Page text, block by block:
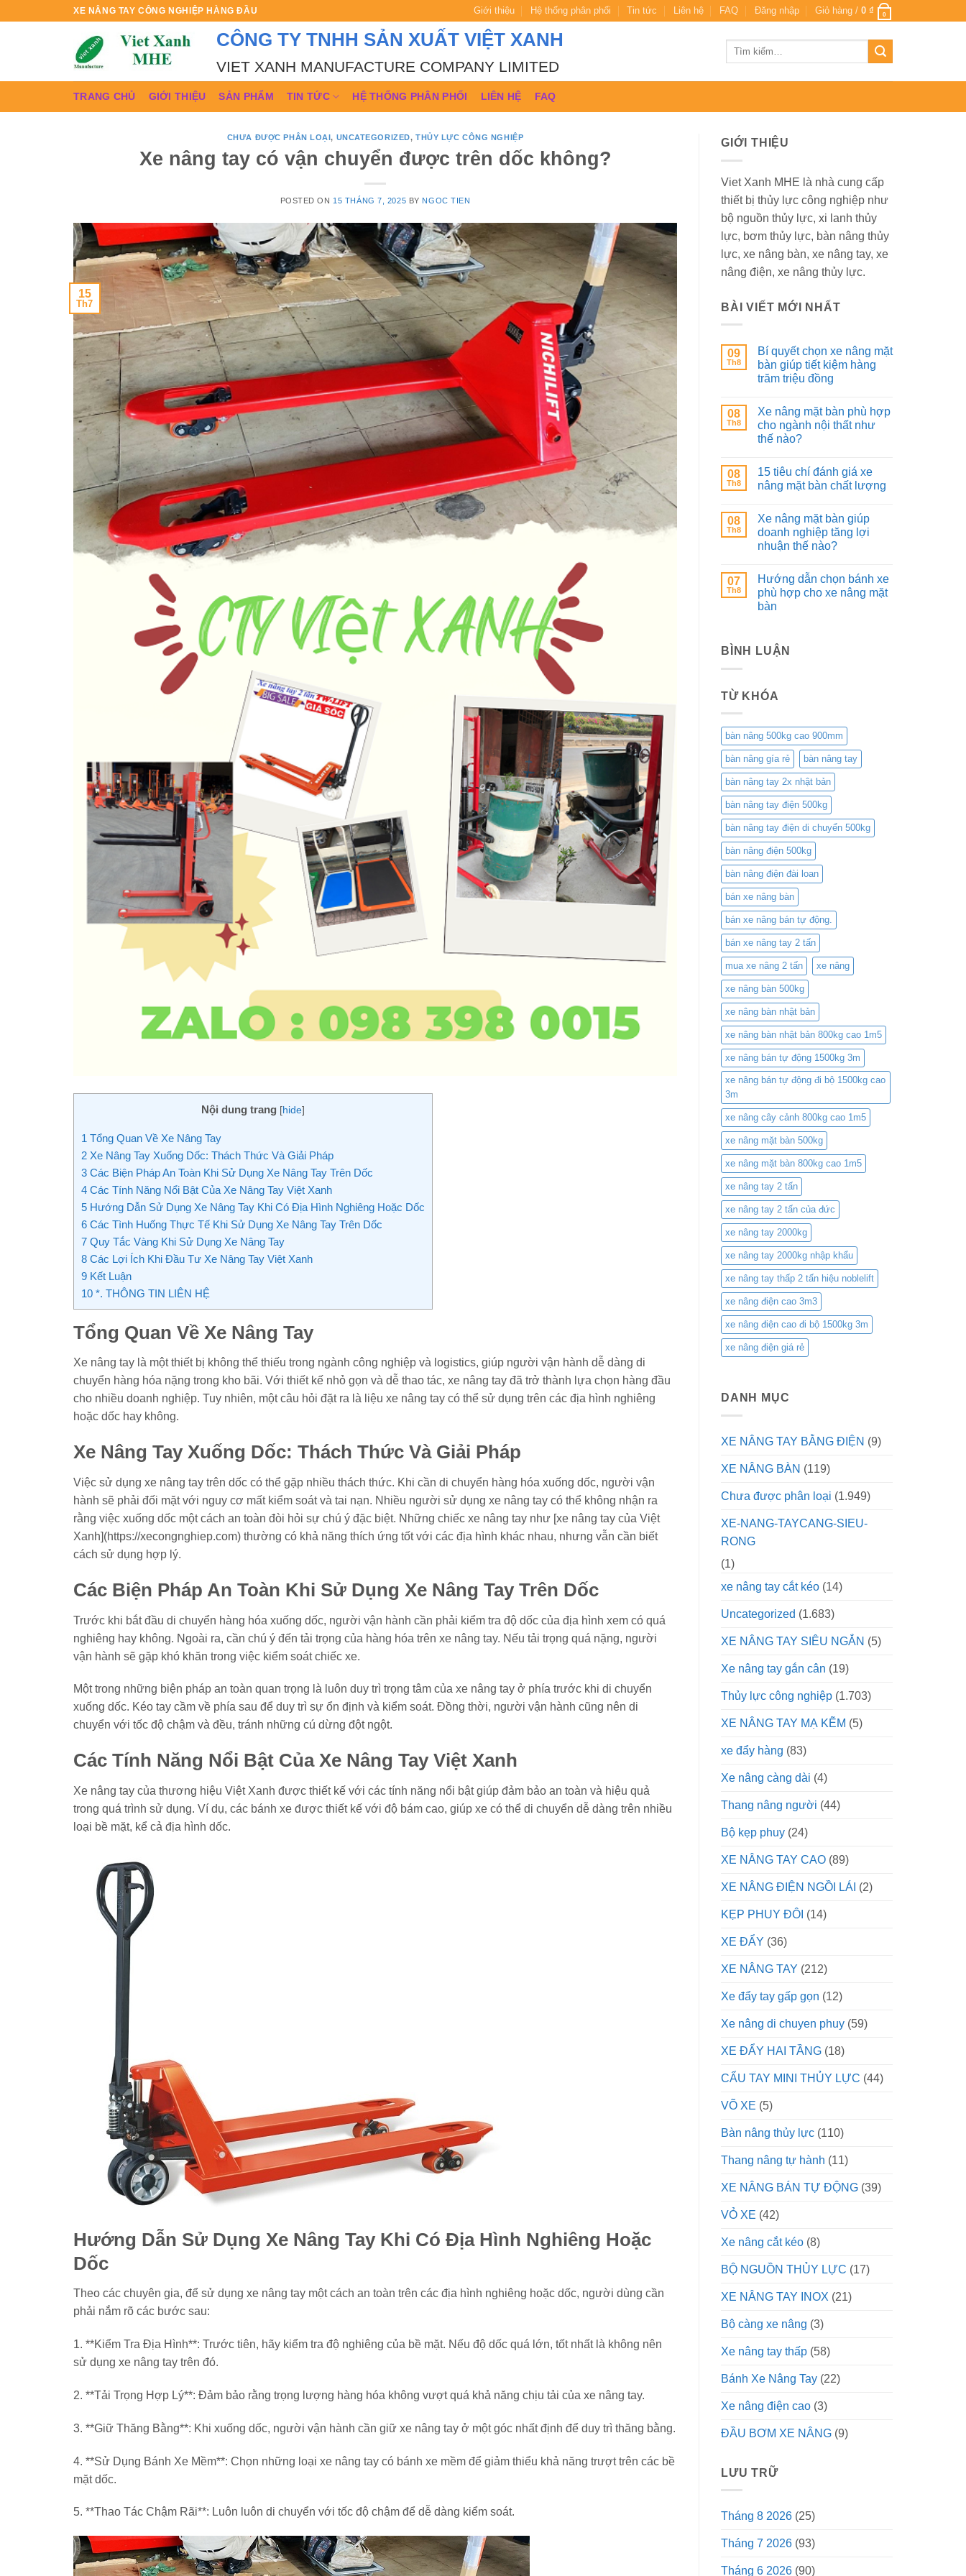
XE NÂNG TAY CÔNG NGHIỆP HÀNG ĐẦU Giới thiệu Hệ thống phân phối Tin tức Liên hệ FAQ Đăng nhập Giỏ hàng / 0 ₫ 0
CÔNG TY TNHH SẢN XUẤT VIỆT XANH
VIET XANH MANUFACTURE COMPANY LIMITED
Tìm
TRANG CHỦ GIỚI THIỆU SẢN PHẨM TIN TỨC HỆ THỐNG PHÂN PHỐI LIÊN HỆ FAQ
CHƯA ĐƯỢC PHÂN LOẠI, UNCATEGORIZED, THỦY LỰC CÔNG NGHIỆP
Xe nâng tay có vận chuyển được trên dốc không?
POSTED ON 15 THÁNG 7, 2025 BY NGOC TIEN
15
Th7
Nội dung trang [hide]
1 Tổng Quan Về Xe Nâng Tay
2 Xe Nâng Tay Xuống Dốc: Thách Thức Và Giải Pháp
3 Các Biện Pháp An Toàn Khi Sử Dụng Xe Nâng Tay Trên Dốc
4 Các Tính Năng Nổi Bật Của Xe Nâng Tay Việt Xanh
5 Hướng Dẫn Sử Dụng Xe Nâng Tay Khi Có Địa Hình Nghiêng Hoặc Dốc
6 Các Tình Huống Thực Tế Khi Sử Dụng Xe Nâng Tay Trên Dốc
7 Quy Tắc Vàng Khi Sử Dụng Xe Nâng Tay
8 Các Lợi Ích Khi Đầu Tư Xe Nâng Tay Việt Xanh
9 Kết Luận
10 *. THÔNG TIN LIÊN HỆ
Tổng Quan Về Xe Nâng Tay
Xe nâng tay là một thiết bị không thể thiếu trong ngành công nghiệp và logistics, giúp người vận hành dễ dàng di
chuyển hàng hóa nặng trong kho bãi. Với thiết kế nhỏ gọn và dễ thao tác, xe nâng tay đã trở thành lựa chọn hàng đầu
cho nhiều doanh nghiệp. Tuy nhiên, một câu hỏi đặt ra là liệu xe nâng tay có thể sử dụng trên các địa hình nghiêng
hoặc dốc hay không.
Xe Nâng Tay Xuống Dốc: Thách Thức Và Giải Pháp
Việc sử dụng xe nâng tay trên dốc có thể gặp nhiều thách thức. Khi cần di chuyển hàng hóa xuống dốc, người vận
hành sẽ phải đối mặt với nguy cơ mất kiểm soát và tai nạn. Nhiều người sử dụng xe nâng tay có thể không nhận ra
rằng việc xuống dốc một cách an toàn đòi hỏi sự chú ý đặc biệt. Những chiếc xe nâng tay như [xe nâng tay của Việt
Xanh](https://xecongnghiep.com) thường có khả năng thích ứng tốt với các địa hình khác nhau, nhưng vẫn cần biết
cách sử dụng hợp lý.
Các Biện Pháp An Toàn Khi Sử Dụng Xe Nâng Tay Trên Dốc
Trước khi bắt đầu di chuyển hàng hóa xuống dốc, người vận hành cần phải kiểm tra độ dốc của địa hình xem có quá
nghiêng hay không. Ngoài ra, cần chú ý đến tải trọng của hàng hóa trên xe nâng tay. Nếu tải trọng quá nặng, người
vận hành sẽ gặp khó khăn trong việc kiểm soát chiếc xe.
Một trong những biện pháp an toàn quan trọng là luôn duy trì trọng tâm của xe nâng tay ở phía trước khi di chuyển
xuống dốc. Kéo tay cầm về phía sau để duy trì sự ổn định và kiểm soát. Đồng thời, người vận hành cũng nên di
chuyển với tốc độ chậm và đều, tránh những cú dừng đột ngột.
Các Tính Năng Nổi Bật Của Xe Nâng Tay Việt Xanh
Xe nâng tay của thương hiệu Việt Xanh được thiết kế với các tính năng nổi bật giúp đảm bảo an toàn và hiệu quả
trong quá trình sử dụng. Ví dụ, các bánh xe được thiết kế với độ bám cao, giúp xe có thể di chuyển dễ dàng trên nhiều
loại bề mặt, kể cả địa hình dốc.
Hướng Dẫn Sử Dụng Xe Nâng Tay Khi Có Địa Hình Nghiêng Hoặc
Dốc
Theo các chuyên gia, để sử dụng xe nâng tay một cách an toàn trên các địa hình nghiêng hoặc dốc, người dùng cần
phải nắm rõ các bước sau:
1. **Kiểm Tra Địa Hình**: Trước tiên, hãy kiểm tra độ nghiêng của bề mặt. Nếu độ dốc quá lớn, tốt nhất là không nên
sử dụng xe nâng tay trên đó.
2. **Tải Trọng Hợp Lý**: Đảm bảo rằng trọng lượng hàng hóa không vượt quá khả năng chịu tải của xe nâng tay.
3. **Giữ Thăng Bằng**: Khi xuống dốc, người vận hành cần giữ xe nâng tay ở một góc nhất định để duy trì thăng bằng.
4. **Sử Dụng Bánh Xe Mềm**: Chọn những loại xe nâng tay có bánh xe mềm để giảm thiểu khả năng trượt trên các bề
mặt dốc.
5. **Thao Tác Chậm Rãi**: Luôn luôn di chuyển với tốc độ chậm để dễ dàng kiểm soát.
GIỚI THIỆU
Viet Xanh MHE là nhà cung cấp
thiết bị thủy lực công nghiệp như
bộ nguồn thủy lực, xi lanh thủy
lực, bơm thủy lực, bàn nâng thủy
lực, xe nâng bàn, xe nâng tay, xe
nâng điện, xe nâng thủy lực.
BÀI VIẾT MỚI NHẤT
09
Th8
Bí quyết chọn xe nâng mặt
bàn giúp tiết kiệm hàng
trăm triệu đồng
08
Th8
Xe nâng mặt bàn phù hợp
cho ngành nội thất như
thế nào?
08
Th8
15 tiêu chí đánh giá xe
nâng mặt bàn chất lượng
08
Th8
Xe nâng mặt bàn giúp
doanh nghiệp tăng lợi
nhuận thế nào?
07
Th8
Hướng dẫn chọn bánh xe
phù hợp cho xe nâng mặt
bàn
BÌNH LUẬN
TỪ KHÓA
bàn nâng 500kg cao 900mm
bàn nâng gía rẻ bàn nâng tay
bàn nâng tay 2x nhật bản
bàn nâng tay điện 500kg
bàn nâng tay điện di chuyển 500kg
bàn nâng điện 500kg
bàn nâng điện đài loan
bán xe nâng bàn
bán xe nâng bán tự động.
bán xe nâng tay 2 tấn
mua xe nâng 2 tấn xe nâng
xe nâng bàn 500kg
xe nâng bàn nhật bản
xe nâng bàn nhật bản 800kg cao 1m5
xe nâng bán tự động 1500kg 3m
xe nâng bán tự động đi bộ 1500kg cao
3m
xe nâng cây cảnh 800kg cao 1m5
xe nâng mặt bàn 500kg
xe nâng mặt bàn 800kg cao 1m5
xe nâng tay 2 tấn
xe nâng tay 2 tấn của đức
xe nâng tay 2000kg
xe nâng tay 2000kg nhập khẩu
xe nâng tay thấp 2 tấn hiệu noblelift
xe nâng điện cao 3m3
xe nâng điện cao đi bộ 1500kg 3m
xe nâng điện giá rẻ
DANH MỤC
XE NÂNG TAY BẰNG ĐIỆN (9)
XE NÂNG BÀN (119)
Chưa được phân loại (1.949)
XE-NANG-TAYCANG-SIEU-
RONG
(1)
xe nâng tay cắt kéo (14)
Uncategorized (1.683)
XE NÂNG TAY SIÊU NGẮN (5)
Xe nâng tay gắn cân (19)
Thủy lực công nghiệp (1.703)
XE NÂNG TAY MẠ KẼM (5)
xe đẩy hàng (83)
Xe nâng càng dài (4)
Thang nâng người (44)
Bộ kẹp phuy (24)
XE NÂNG TAY CAO (89)
XE NÂNG ĐIỆN NGỒI LÁI (2)
KẸP PHUY ĐÔI (14)
XE ĐẨY (36)
XE NÂNG TAY (212)
Xe đẩy tay gấp gọn (12)
Xe nâng di chuyen phuy (59)
XE ĐẨY HAI TẦNG (18)
CẨU TAY MINI THỦY LỰC (44)
VÕ XE (5)
Bàn nâng thủy lực (110)
Thang nâng tự hành (11)
XE NÂNG BÁN TỰ ĐỘNG (39)
VỎ XE (42)
Xe nâng cắt kéo (8)
BỘ NGUỒN THỦY LỰC (17)
XE NÂNG TAY INOX (21)
Bộ càng xe nâng (3)
Xe nâng tay thấp (58)
Bánh Xe Nâng Tay (22)
Xe nâng điện cao (3)
ĐẦU BƠM XE NÂNG (9)
LƯU TRỮ
Tháng 8 2026 (25)
Tháng 7 2026 (93)
Tháng 6 2026 (90)